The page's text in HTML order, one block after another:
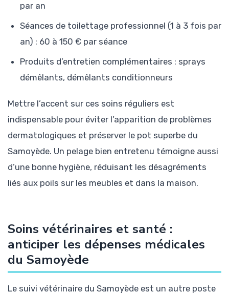
par an
Séances de toilettage professionnel (1 à 3 fois par
an) : 60 à 150 € par séance
Produits d’entretien complémentaires : sprays
démêlants, démêlants conditionneurs
Mettre l’accent sur ces soins réguliers est
indispensable pour éviter l’apparition de problèmes
dermatologiques et préserver le pot superbe du
Samoyède. Un pelage bien entretenu témoigne aussi
d’une bonne hygiène, réduisant les désagréments
liés aux poils sur les meubles et dans la maison.
Soins vétérinaires et santé :
anticiper les dépenses médicales
du Samoyède
Le suivi vétérinaire du Samoyède est un autre poste